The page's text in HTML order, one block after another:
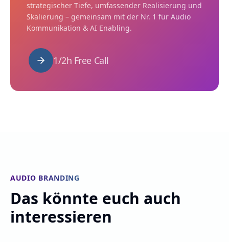
strategischer Tiefe, umfassender Realisierung und
Skalierung – gemeinsam mit der Nr. 1 für Audio
Kommunikation & AI Enabling.
1/2h Free Call
AUDIO BRANDING
Das könnte euch auch
interessieren